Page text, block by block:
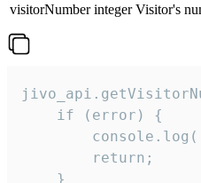
visitorNumber integer Visitor's
    if (error) {
        return;
    }